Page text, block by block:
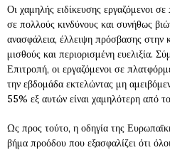
Οι χαμηλής ειδίκευσης εργαζόμενοι σε
σε πολλούς κινδύνους και συνήθως
ανασφάλεια, έλλειψη πρόσβασης στην
μισθούς και περιορισμένη ευελιξία.
Επιτροπή, οι εργαζόμενοι σε
την εβδομάδα εκτελώντας μη
55% εξ αυτών είναι χαμηλότερη από
Ως προς τούτο, η οδηγία της
βήμα προόδου που εξασφαλίζει ότι